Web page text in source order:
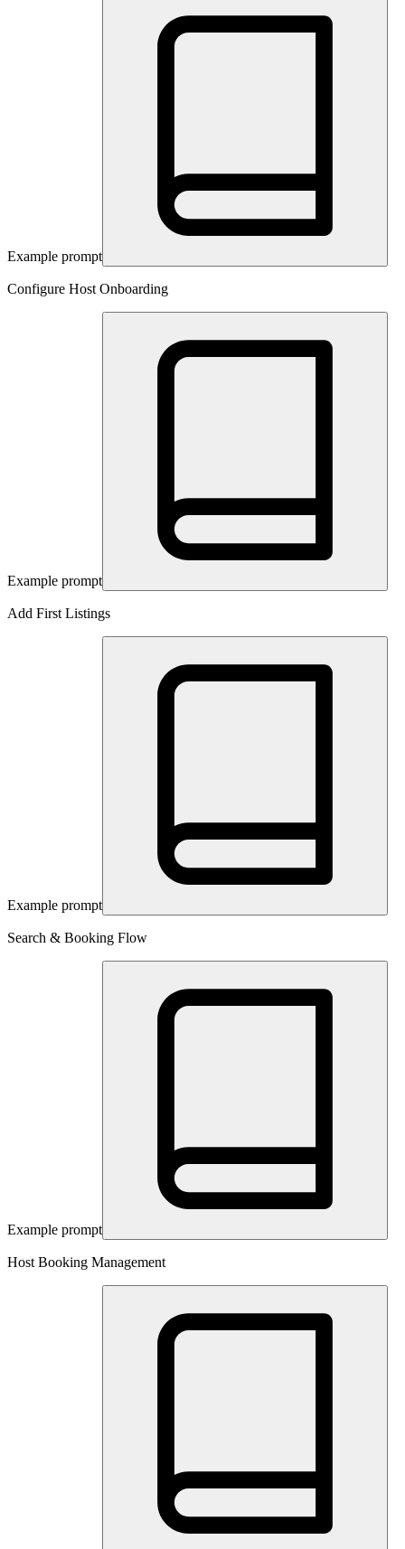
Example prompt
Configure Host Onboarding
Example prompt
Add First Listings
Example prompt
Search & Booking Flow
Example prompt
Host Booking Management